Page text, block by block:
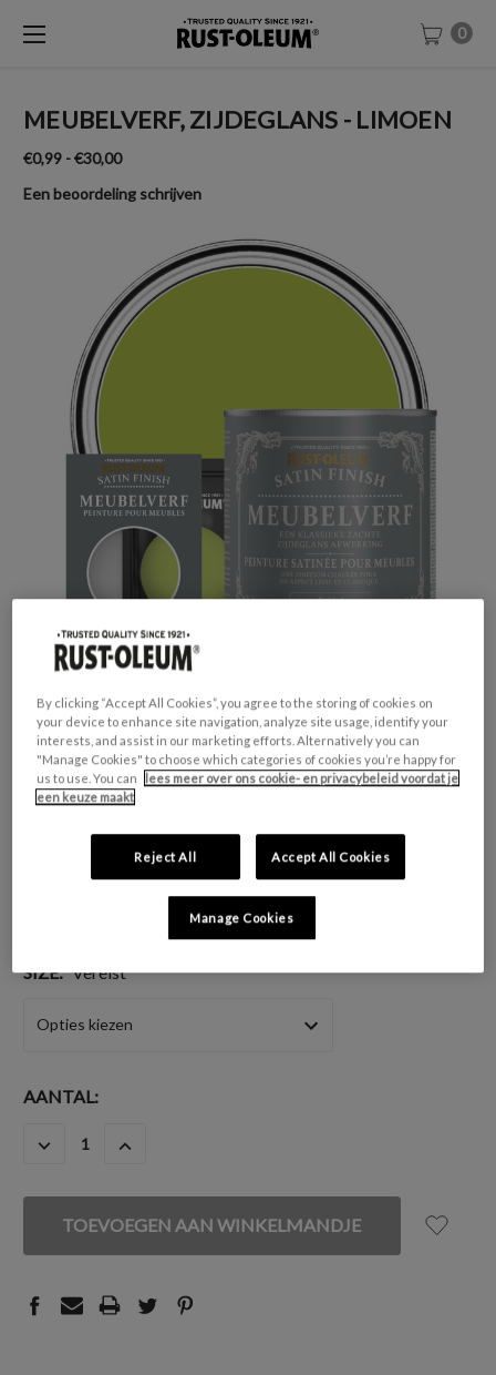
0
MEUBELVERF, ZIJDEGLANS - LIMOEN
€0,99 - €30,00
Een beoordeling schrijven
GESCHIKT VOOR:
KLEURGROEP: Groen
KLEURCOLLECTIE: Opvallend & levendig
SIZE: Vereist
HUIDIGE
AANTAL:
HOEVEELHEID
VAN
UNDEFINED
HOEVEELHEID
VAN
UNDEFINED
By clicking “Accept All Cookies”, you agree to the storing of cookies on
your device to enhance site navigation, analyze site usage, identify your
interests, and assist in our marketing efforts. Alternatively you can
"Manage Cookies" to choose which categories of cookies you’re happy for
us to use. You can
lees meer over ons cookie- en privacybeleid voordat je
een keuze maakt
Reject All Accept All Cookies
Manage Cookies